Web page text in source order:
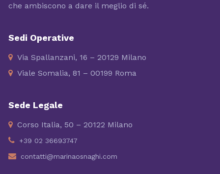
che ambiscono a dare il meglio di sé.
Sedi Operative
Via Spallanzani, 16 – 20129 Milano
Viale Somalia, 81 – 00199 Roma
Sede Legale
Corso Italia, 50 – 20122 Milano
+39 02 36693747
contatti@marinaosnaghi.com